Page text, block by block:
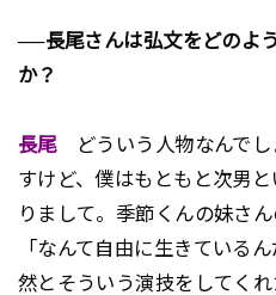
──長尾さんは弘文をどのよ
か？
長尾どういう人物なんでし
すけど、僕はもともと次男
りまして。季節くんの妹さ
「なんて自由に生きている
然とそういう演技をしてく